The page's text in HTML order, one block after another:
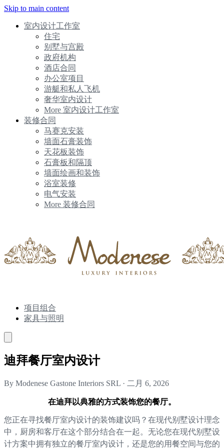
Skip to main content
室内设计工作室
住宅
别墅与宫殿
政府机构
酒店合同
办公室项目
游艇和私人飞机
奢华室内设计
More 室内设计工作室
装修合同
马赛克安装
墙面石膏装饰
天花板装饰
石膏板和隔顶
墙面绘画和装饰
浴室装修
电气安装
More 装修合同
项目组合
家具与照明
迪拜餐厅室内设计
By Modenese Gastone Interiors SRL · 二月 6, 2026
在迪拜以典雅的方式装饰您的餐厅。
您正在寻找餐厅室内设计的装饰建议吗？在现代别墅设计理念
中，厨房和客厅在这个部分结合在一起。无论您在现代别墅设
计方案中拥有独立的餐厅室内设计，还是您的用餐空间与您的